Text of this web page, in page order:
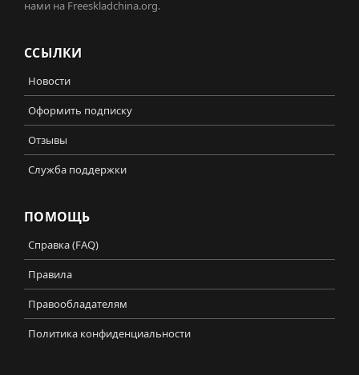
нами на Freeskladchina.org.
ССЫЛКИ
Новости
Оформить подписку
Отзывы
Служба поддержки
ПОМОЩЬ
Справка (FAQ)
Правила
Правообладателям
Политика конфиденциальности